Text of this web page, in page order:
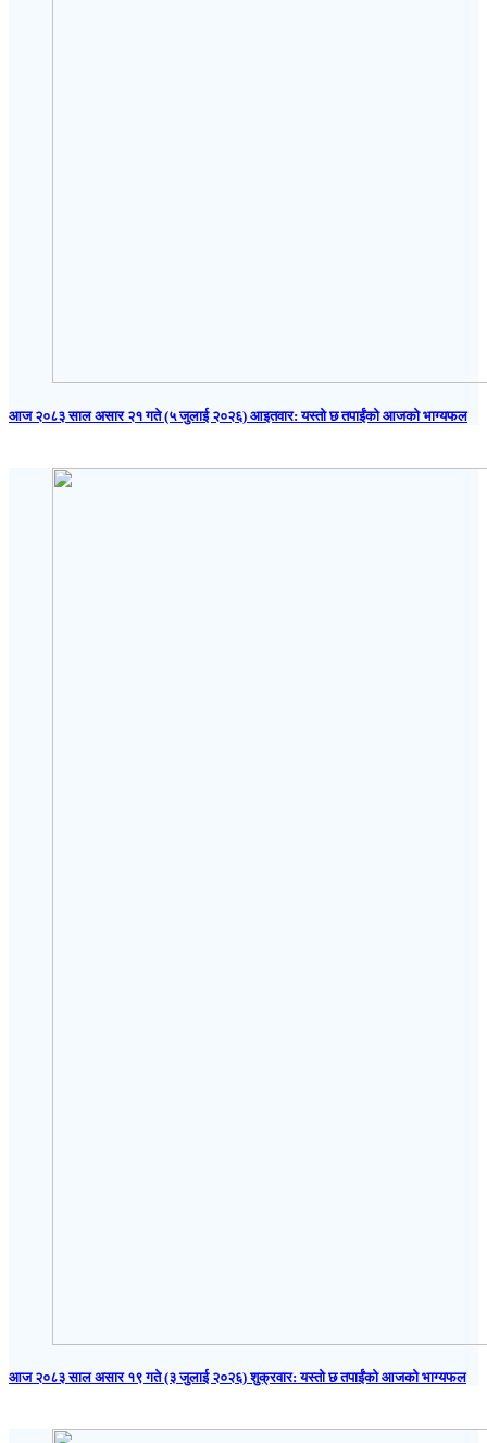
आज २०८३ साल असार २१ गते (५ जुलाई २०२६) आइतवार: यस्तो छ तपाईंको आजको भाग्यफल
आज २०८३ साल असार १९ गते (३ जुलाई २०२६) शुक्रवार: यस्तो छ तपाईंको आजको भाग्यफल